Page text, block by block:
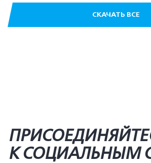
СКАЧАТЬ ВСЕ
К СОЦИАЛЬНЫМ